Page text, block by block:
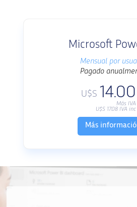
Microsoft
Mensual por
Pagado
U$S 14.00
Más IVA
U$S 17.08 IVA inc
Más